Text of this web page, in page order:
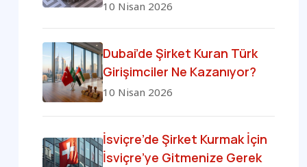
10 Nisan 2026
Dubai’de Şirket Kuran Türk
Girişimciler Ne Kazanıyor?
10 Nisan 2026
İsviçre’de Şirket Kurmak İçin
İsviçre’ye Gitmenize Gerek